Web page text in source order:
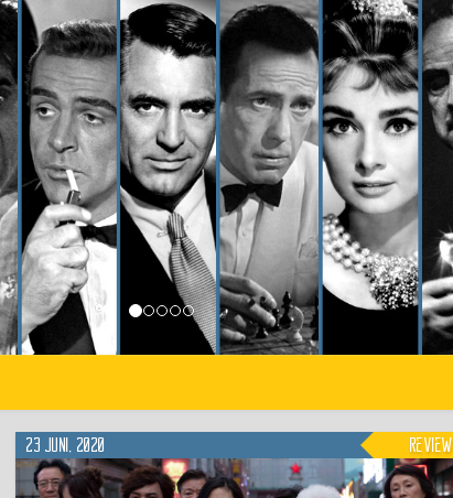
23 juni, 2020 Review